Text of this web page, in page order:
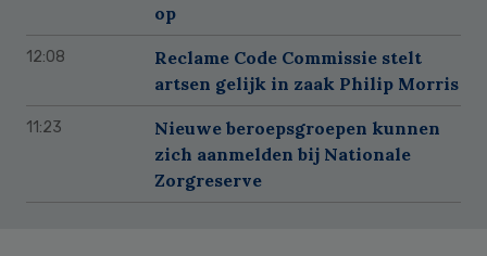
op
12:08
Reclame Code Commissie stelt
artsen gelijk in zaak Philip Morris
11:23
Nieuwe beroepsgroepen kunnen
zich aanmelden bij Nationale
Zorgreserve